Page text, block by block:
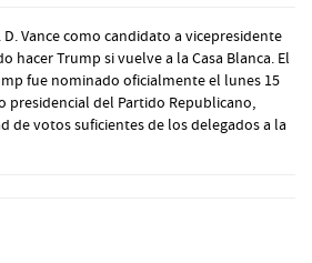
Vance como candidato a vicepresidente
hacer Trump si vuelve a la Casa Blanca. El
fue nominado oficialmente el lunes 15
presidencial del Partido Republicano,
de votos suficientes de los delegados a la